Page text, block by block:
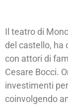
Il teatro di
del castello, ha
con attori di
Cesare Bocci.
investimenti
coinvolgendo